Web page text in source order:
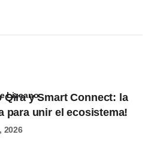
Qira y Smart Connect: la
para unir el ecosistema!
Lizcano
2026